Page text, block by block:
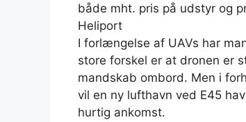
både mht. pris på udstyr og
Heliport
I forlængelse af UAVs har
store forskel er at dronen er
mandskab ombord. Men i
vil en ny lufthavn ved E45
hurtig ankomst.